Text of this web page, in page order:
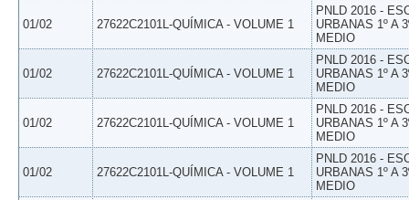
01/02 27622C2101L-QUÍMICA - VOLUME 1
PNLD 2016 -
URBANAS 1º A
MEDIO
01/02 27622C2101L-QUÍMICA - VOLUME 1
PNLD 2016 -
URBANAS 1º A
MEDIO
01/02 27622C2101L-QUÍMICA - VOLUME 1
PNLD 2016 -
URBANAS 1º A
MEDIO
01/02 27622C2101L-QUÍMICA - VOLUME 1
PNLD 2016 -
URBANAS 1º A
MEDIO